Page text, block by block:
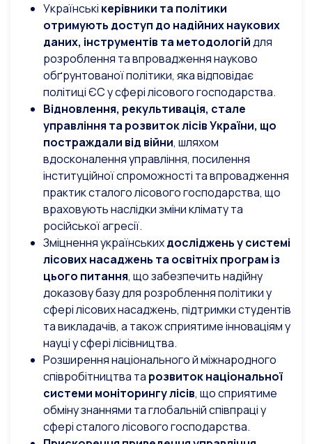
Українські керівники та політики
отримують доступ до надійних наукових
даних, інструментів та методологійдля
розроблення та впровадження науково
обґрунтованої політики, яка відповідає
політиці ЄС у сфері лісового господарства.
Відновлення, рекультивація, стале
управління та розвиток лісів України, що
постраждали від війни, шляхом
вдосконалення управління, посилення
інституційної спроможності та впровадження
практик сталого лісового господарства, що
враховують наслідки зміни клімату та
російської агресії.
Зміцнення українськихдосліджень у системі
лісових насаджень та освітніх програм із
цього питання, що забезпечить надійну
доказову базу для розроблення політики у
сфері лісових насаджень, підтримки студентів
та викладачів, а також сприятиме інноваціям у
науці у сфері лісівництва.
Розширення національного й міжнародного
співробітництва та розвиток національної
системи моніторингу лісів, що сприятиме
обміну знаннями та глобальній співпраці у
сфері сталого лісового господарства.